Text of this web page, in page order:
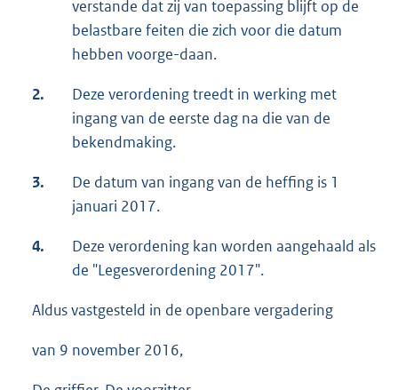
verstande dat zij van toepassing blijft op de
belastbare feiten die zich voor die datum
hebben voorge-daan.
2.
Deze verordening treedt in werking met
ingang van de eerste dag na die van de
bekendmaking.
3.
De datum van ingang van de heffing is 1
januari 2017.
4.
Deze verordening kan worden aangehaald als
de "Legesverordening 2017".
Aldus vastgesteld in de openbare vergadering
van 9 november 2016,